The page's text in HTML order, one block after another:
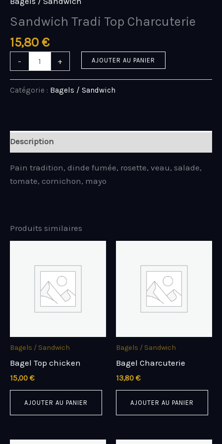
Sandwich Tradi Top Charcuterie
15,80 €
- + AJOUTER AU PANIER
Catégorie : Bagels / Sandwich
Description
Pain tradition, dinde fumée, rosette, veau, salade,
tomate, cornichon, mayo
Produits similaires
Bagels / Sandwich
Bagel Top chicken
15,00 €
AJOUTER AU PANIER
Bagels / Sandwich
Bagel Charcuterie
13,80 €
AJOUTER AU PANIER